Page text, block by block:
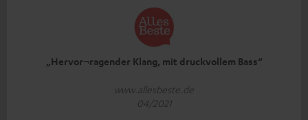
„Hervor¬ragender Klang, mit druckvollem Bass“
www.allesbeste.de
04/2021